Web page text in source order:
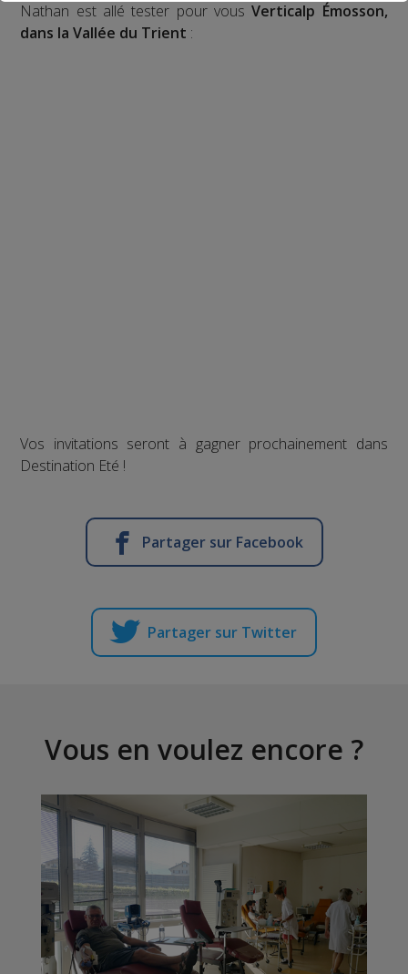
Nathan est allé tester pour vousVerticalp Émosson,
dans la Vallée du Trient :
Vos invitations seront à gagner prochainement dans
Destination Eté !
Partager sur Facebook
Partager sur Twitter
Vous en voulez encore ?